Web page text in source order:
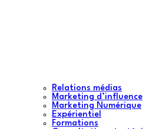
Relations médias
Marketing d’influence
Marketing Numérique
Expérientiel
Formations